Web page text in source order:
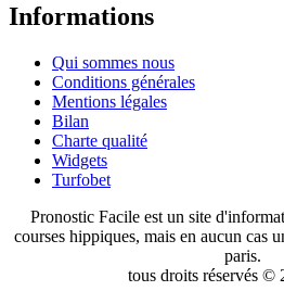
Informations
Qui sommes nous
Conditions générales
Mentions légales
Bilan
Charte qualité
Widgets
Turfobet
Pronostic Facile est un site
courses hippiques, mais en aucun cas
paris.
tous droits réservés ©